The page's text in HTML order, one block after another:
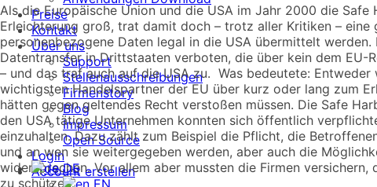
Preise
Kontakt
Über uns
Support
Stellenausschreibungen
Firmenstory
Blog
Impressum
Open Source
Login
Account erstellen
DE
EN
Als die Europäische Union und die USA im Jahr 2000 die
Erleichterung groß, trat damit doch – trotz aller Kritiken – eine
personenbezogene Daten legal in die USA übermittelt
Datentransfer in Drittstaaten verboten, die über kein dem EU-
– und das traf auch auf die USA zu. Was bedeutete:
wichtigsten Handelspartner der EU über kurz oder lang zum
hätten gegen geltendes Recht verstoßen müssen. Die Safe
den USA tätige Unternehmen konnten sich öffentlich
einzuhalten. Dazu zählt zum Beispiel die Pflicht, die
und an wen sie weitergegeben werden, aber auch die
widersprechen. Vor allem aber mussten die Firmen
zu schützen.